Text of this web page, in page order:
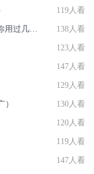
119人看
2021年微博营销软件排行榜揭晓！TOP10你用过几款？ 138人看
123人看
147人看
129人看
130人看
120人看
119人看
147人看